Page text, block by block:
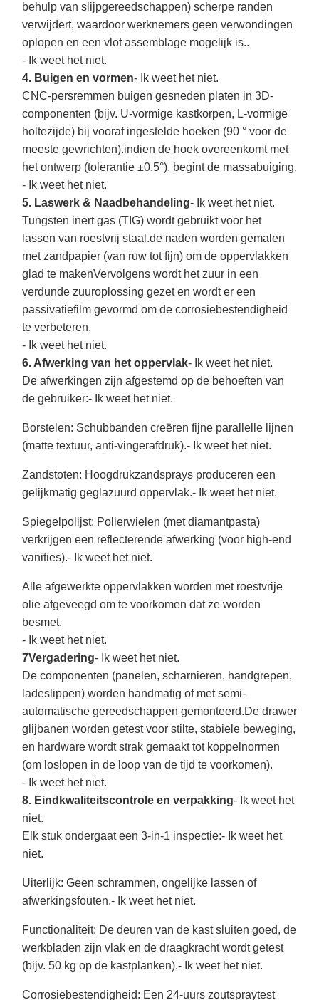
behulp van slijpgereedschappen) scherpe randen
verwijdert, waardoor werknemers geen verwondingen
oplopen en een vlot assemblage mogelijk is..
- Ik weet het niet.
4. Buigen en vormen- Ik weet het niet.
CNC-persremmen buigen gesneden platen in 3D-
componenten (bijv. U-vormige kastkorpen, L-vormige
holtezijde) bij vooraf ingestelde hoeken (90 ° voor de
meeste gewrichten).indien de hoek overeenkomt met
het ontwerp (tolerantie ±0.5°), begint de massabuiging.
- Ik weet het niet.
5. Laswerk & Naadbehandeling- Ik weet het niet.
Tungsten inert gas (TIG) wordt gebruikt voor het
lassen van roestvrij staal.de naden worden gemalen
met zandpapier (van ruw tot fijn) om de oppervlakken
glad te makenVervolgens wordt het zuur in een
verdunde zuuroplossing gezet en wordt er een
passivatiefilm gevormd om de corrosiebestendigheid
te verbeteren.
- Ik weet het niet.
6. Afwerking van het oppervlak- Ik weet het niet.
De afwerkingen zijn afgestemd op de behoeften van
de gebruiker:- Ik weet het niet.
Borstelen: Schubbanden creëren fijne parallelle lijnen
(matte textuur, anti-vingerafdruk).- Ik weet het niet.
Zandstoten: Hoogdrukzandsprays produceren een
gelijkmatig geglazuurd oppervlak.- Ik weet het niet.
Spiegelpolijst: Polierwielen (met diamantpasta)
verkrijgen een reflecterende afwerking (voor high-end
vanities).- Ik weet het niet.
Alle afgewerkte oppervlakken worden met roestvrije
olie afgeveegd om te voorkomen dat ze worden
besmet.
- Ik weet het niet.
7Vergadering- Ik weet het niet.
De componenten (panelen, scharnieren, handgrepen,
ladeslippen) worden handmatig of met semi-
automatische gereedschappen gemonteerd.De drawer
glijbanen worden getest voor stilte, stabiele beweging,
en hardware wordt strak gemaakt tot koppelnormen
(om loslopen in de loop van de tijd te voorkomen).
- Ik weet het niet.
8. Eindkwaliteitscontrole en verpakking- Ik weet het
niet.
Elk stuk ondergaat een 3-in-1 inspectie:- Ik weet het
niet.
Uiterlijk: Geen schrammen, ongelijke lassen of
afwerkingsfouten.- Ik weet het niet.
Functionaliteit: De deuren van de kast sluiten goed, de
werkbladen zijn vlak en de draagkracht wordt getest
(bijv. 50 kg op de kastplanken).- Ik weet het niet.
Corrosiebestendigheid: Een 24-uurs zoutspraytest